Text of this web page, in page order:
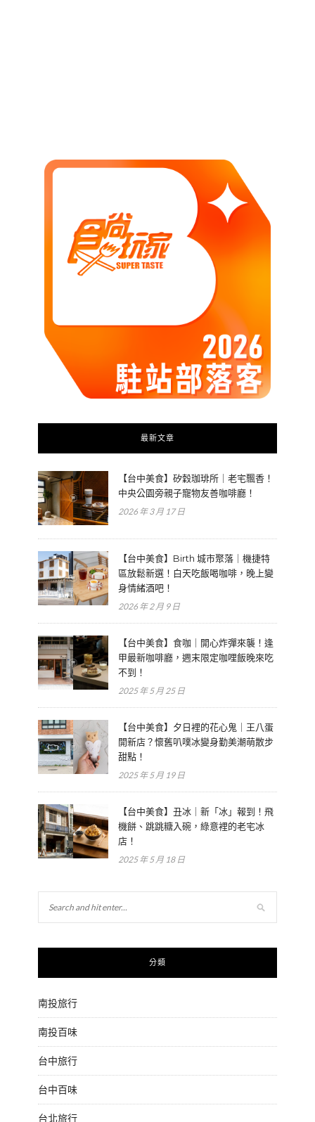
最新文章
【台中美食】矽穀珈琲所｜老宅飄香！
中央公園旁親子寵物友善咖啡廳！
2026 年 3 月 17 日
【台中美食】Birth 城市聚落｜機捷特
區放鬆新選！白天吃飯喝咖啡，晚上變
身情緒酒吧！
2026 年 2 月 9 日
【台中美食】食咖｜開心炸彈來襲！逢
甲最新咖啡廳，週末限定咖哩飯晚來吃
不到！
2025 年 5 月 25 日
【台中美食】夕日裡的花心鬼｜王八蛋
開新店？懷舊叭噗冰變身勤美潮萌散步
甜點！
2025 年 5 月 19 日
【台中美食】丑冰｜新「冰」報到！飛
機餅、跳跳糖入碗，綠意裡的老宅冰
店！
2025 年 5 月 18 日
分類
南投旅行
南投百味
台中旅行
台中百味
台北旅行